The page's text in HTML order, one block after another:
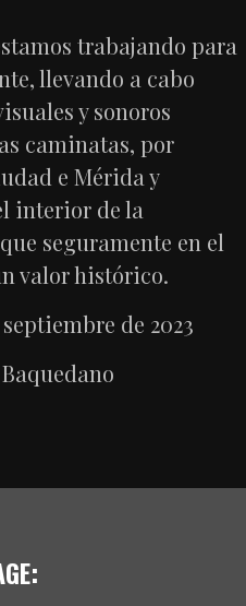
trabajando para
llevando a cabo
y sonoros
caminatas, por
e Mérida y
interior de la
seguramente en el
valor histórico.
de 2023